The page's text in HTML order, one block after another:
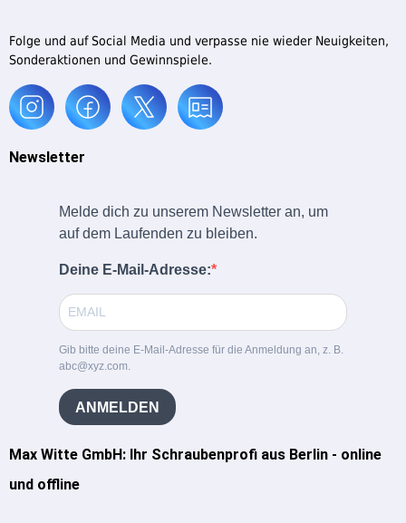
Max Witte GmbH: Ihr Schraubenprofi aus Berlin - online
und offline
Folge und auf Social Media und verpasse nie wieder Neuigkeiten,
Sonderaktionen und Gewinnspiele.
Newsletter
Melde dich zu unserem Newsletter an, um
auf dem Laufenden zu bleiben.
Deine E-Mail-Adresse:
Gib bitte deine E-Mail-Adresse für die Anmeldung an, z. B.
abc@xyz.com.
ANMELDEN